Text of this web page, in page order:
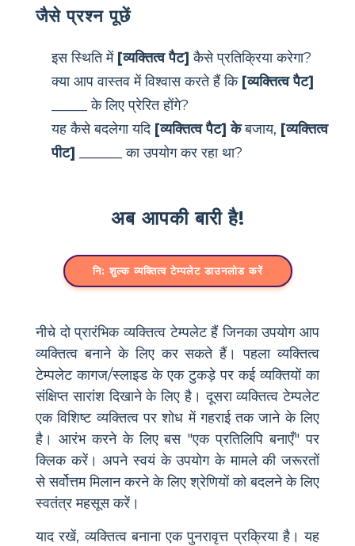
जैसे प्रश्न पूछें
इस स्थिति में [व्यक्तित्व पैट] कैसे प्रतिक्रिया करेगा?
क्या आप वास्तव में विश्वास करते हैं कि [व्यक्तित्व पैट]
_____ के लिए प्रेरित होंगे?
यह कैसे बदलेगा यदि [व्यक्तित्व पैट] केबजाय, [व्यक्तित्व
पीट] ______ का उपयोग कर रहा था?
अब आपकी बारी है!
नि: शुल्क व्यक्तित्व टेम्पलेट डाउनलोड करें
नीचे दो प्रारंभिक व्यक्तित्व टेम्पलेट हैं जिनका उपयोग आप
व्यक्तित्व बनाने के लिए कर सकते हैं। पहला व्यक्तित्व
टेम्पलेट कागज/स्लाइड के एक टुकड़े पर कई व्यक्तियों का
संक्षिप्त सारांश दिखाने के लिए है। दूसरा व्यक्तित्व टेम्पलेट
एक विशिष्ट व्यक्तित्व पर शोध में गहराई तक जाने के लिए
है। आरंभ करने के लिए बस "एक प्रतिलिपि बनाएँ" पर
क्लिक करें। अपने स्वयं के उपयोग के मामले की जरूरतों
से सर्वोत्तम मिलान करने के लिए श्रेणियों को बदलने के लिए
स्वतंत्र महसूस करें।
याद रखें, व्यक्तित्व बनाना एक पुनरावृत्त प्रक्रिया है। यह